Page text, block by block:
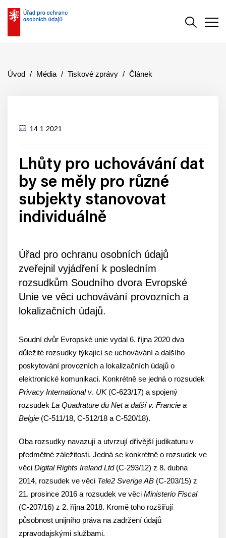
Úvod Média Tiskové zprávy Článek
14.1.2021
Lhůty pro uchovávání dat
by se měly pro různé
subjekty stanovovat
individuálně
Úřad pro ochranu osobních údajů
zveřejnil vyjádření k posledním
rozsudkům Soudního dvora Evropské
Unie ve věci uchovávání provozních a
lokalizačních údajů.
Soudní dvůr Evropské unie vydal 6. října 2020 dva
důležité rozsudky týkající se uchovávání a dalšího
poskytování provozních a lokalizačních údajů o
elektronické komunikaci. Konkrétně se jedná o rozsudek
Privacy International v. UK(C-623/17) a spojený
rozsudek La Quadrature du Net a další v. Francie a
Belgie (C-511/18, C-512/18 a C-520/18).
Oba rozsudky navazují a utvrzují dřívější judikaturu v
předmětné záležitosti. Jedná se konkrétně o rozsudek ve
věci Digital Rights Ireland Ltd(C-293/12) z 8. dubna
2014, rozsudek ve věci Tele2 Sverige AB (C-203/15) z
21. prosince 2016 a rozsudek ve věci Ministerio Fiscal
(C-207/16) z 2. října 2018. Kromě toho rozšiřují
působnost unijního práva na zadržení údajů
zpravodajskými službami.